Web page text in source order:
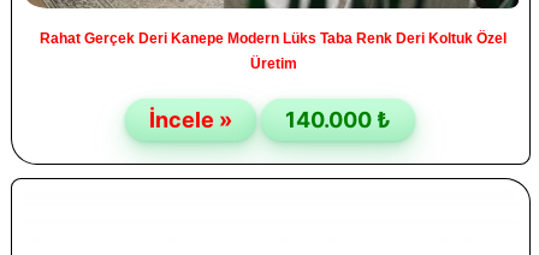
Rahat Gerçek Deri Kanepe Modern Lüks Taba Renk Deri Koltuk Özel
Üretim
İncele » 140.000 ₺